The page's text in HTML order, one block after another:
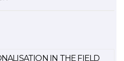
IN THE FIELD